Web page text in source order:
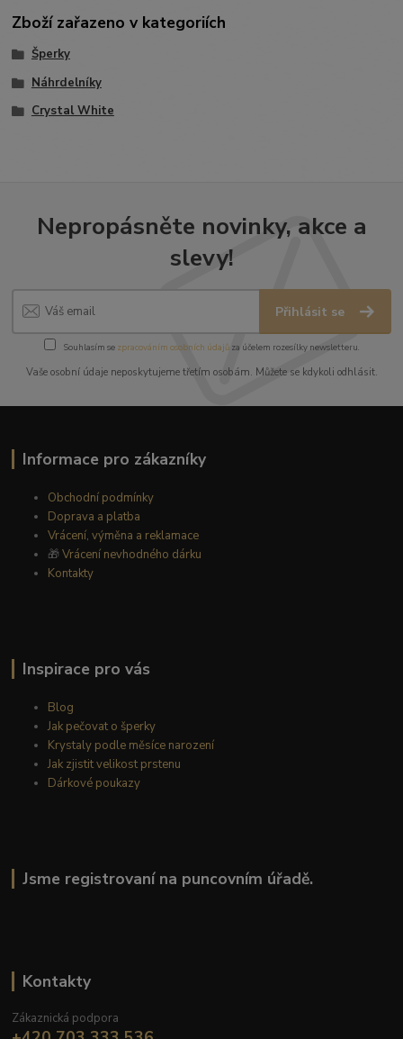
Zboží zařazeno v kategoriích
Šperky
Náhrdelníky
Crystal White
Nepropásněte novinky, akce a
slevy!
Přihlásit se
Souhlasím se zpracováním osobních údajůza účelem rozesílky newsletteru.
Vaše osobní údaje neposkytujeme třetím osobám. Můžete se kdykoli odhlásit.
Informace pro zákazníky
Obchodní podmínky
Doprava a platba
Vrácení, výměna a reklamace
🎁Vrácení nevhodného dárku
Kontakty
Inspirace pro vás
Blog
Jak pečovat o šperky
Krystaly podle měsíce narození
Jak zjistit velikost prstenu
Dárkové poukazy
Jsme registrovaní na puncovním úřadě.
Kontakty
Zákaznická podpora